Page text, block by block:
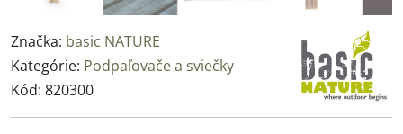
Značka: basic NATURE
Kategórie: Podpaľovače a sviečky
Kód: 820300